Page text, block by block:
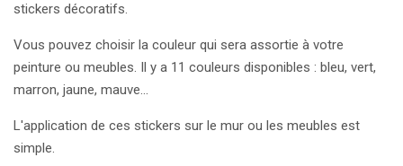
stickers décoratifs.
Vous pouvez choisir la couleur qui sera assortie à votre
peinture ou meubles. Il y a 11 couleurs disponibles : bleu, vert,
marron, jaune, mauve...
L'application de ces stickers sur le mur ou les meubles est
simple.